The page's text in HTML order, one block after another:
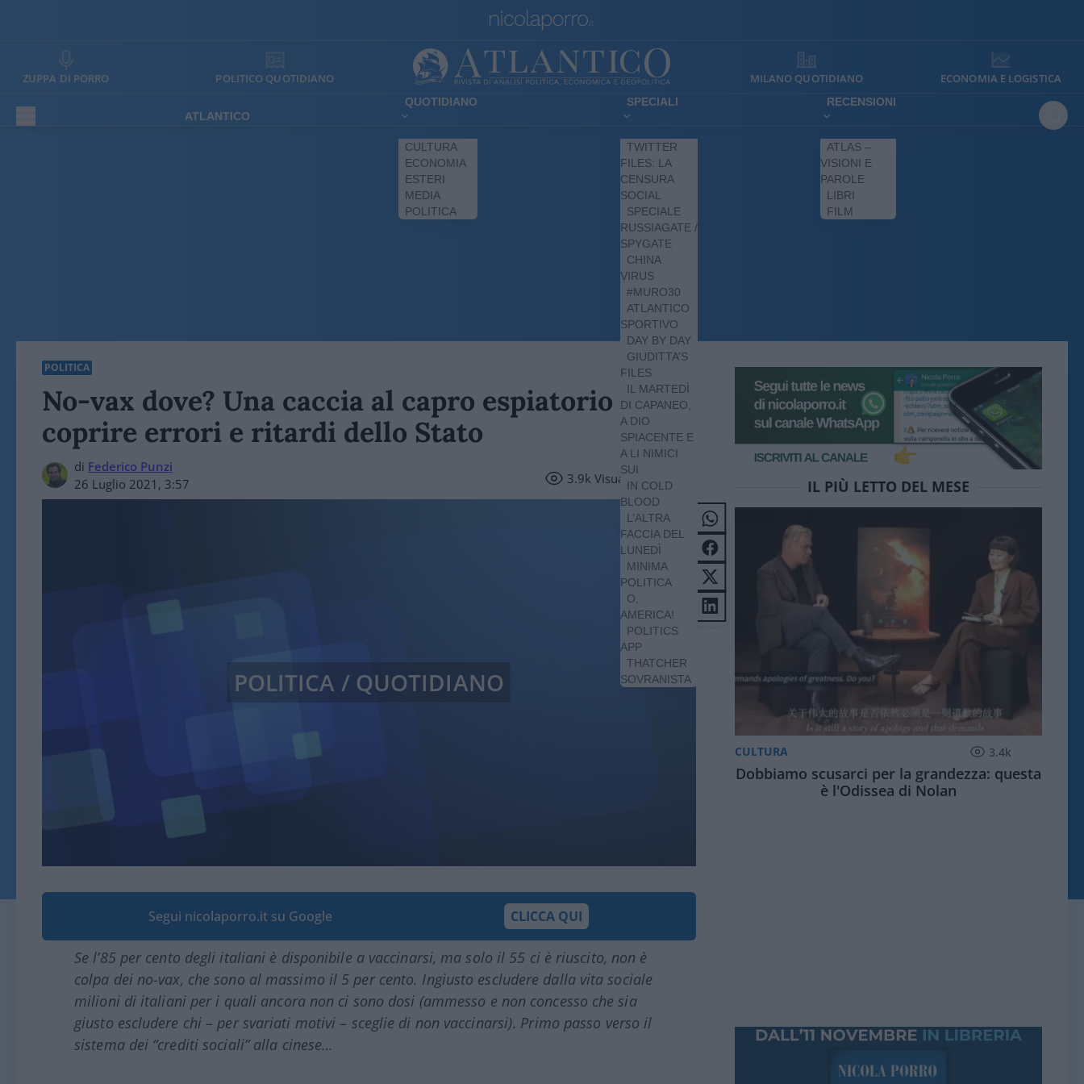
ZUPPA DI PORRO POLITICO QUOTIDIANO MILANO QUOTIDIANO ECONOMIA E LOGISTICA
ATLANTICO
QUOTIDIANO
CULTURA
ECONOMIA
ESTERI
MEDIA
POLITICA
SPECIALI
TWITTER
FILES: LA
CENSURA
SOCIAL
SPECIALE
RUSSIAGATE /
SPYGATE
CHINA
VIRUS
#MURO30
ATLANTICO
SPORTIVO
DAY BY DAY
GIUDITTA’S
FILES
IL MARTEDÌ
DI CAPANEO,
A DIO
SPIACENTE E
A LI NIMICI
SUI
IN COLD
BLOOD
L’ALTRA
FACCIA DEL
LUNEDÌ
MINIMA
POLITICA
O,
AMERICA!
POLITICS
APP
THATCHER
SOVRANISTA
RECENSIONI
ATLAS –
VISIONI E
PAROLE
LIBRI
FILM
POLITICA
No-vax dove? Una caccia al capro espiatorio per
coprire errori e ritardi dello Stato
di Federico Punzi
26 Luglio 2021, 3:57
3.9k Visualizzazioni
POLITICA / QUOTIDIANO
Segui nicolaporro.it su Google CLICCA QUI
Se l’85 per cento degli italiani è disponibile a vaccinarsi, ma solo il 55 ci è riuscito, non è
colpa dei no-vax, che sono al massimo il 5 per cento. Ingiusto escludere dalla vita sociale
milioni di italiani per i quali ancora non ci sono dosi (ammesso e non concesso che sia
giusto escludere chi – per svariati motivi – sceglie di non vaccinarsi). Primo passo verso il
sistema dei “crediti sociali” alla cinese…
IL PIÙ LETTO DEL MESE
CULTURA 3.4k
Dobbiamo scusarci per la grandezza: questa
è l'Odissea di Nolan